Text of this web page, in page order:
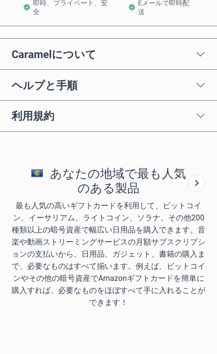
即時、プライベート、安
全
Eメールで即時配
送
Caramelについて
ヘルプと手順
利用規約
あなたの地域で最も人気
のある製品
最も人気の高いギフトカードを利用して、ビットコイ
ン、イーサリアム、ライトコイン、ソラナ、その他200
種類以上の暗号資産で幅広い日用品を購入できます。音
楽や動画ストリーミングサービスの月額サブスクリプシ
ョンの支払いから、日用品、ガジェット、書籍の購入ま
で、必要なものはすべて揃います。例えば、ビットコイ
ンやその他の暗号資産でAmazonギフトカードを簡単に
購入すれば、必要なものをほぼすべて手に入れることが
できます！